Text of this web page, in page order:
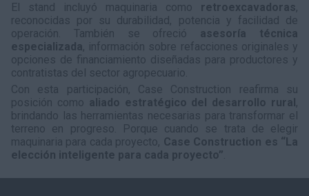
El stand incluyó maquinaria como retroexcavadoras,
reconocidas por su durabilidad, potencia y facilidad de
operación. También se ofreció asesoría técnica
especializada, información sobre refacciones originales y
opciones de financiamiento diseñadas para productores y
contratistas del sector agropecuario.
Con esta participación, Case Construction reafirma su
posición como aliado estratégico del desarrollo rural,
brindando las herramientas necesarias para transformar el
terreno en progreso. Porque cuando se trata de elegir
maquinaria para cada proyecto, Case Construction es “La
elección inteligente para cada proyecto”